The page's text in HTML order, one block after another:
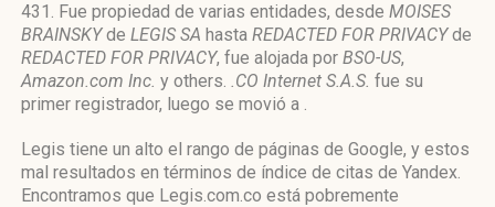
431. Fue propiedad de varias entidades, desde MOISES
BRAINSKYde LEGIS SA hasta REDACTED FOR PRIVACYde
REDACTED FOR PRIVACY, fue alojada por BSO-US,
Amazon.com Inc. y others. .CO Internet S.A.S. fue su
primer registrador, luego se movió a .
Legis tiene un alto el rango de páginas de Google, y estos
mal resultados en términos de índice de citas de Yandex.
Encontramos que Legis.com.co está pobremente